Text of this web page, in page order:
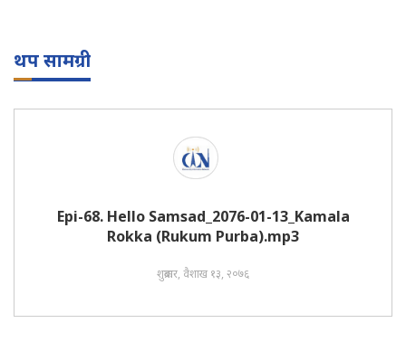
थप सामग्री
Epi-68. Hello Samsad_2076-01-13_Kamala
Rokka (Rukum Purba).mp3
शुक्रबार, वैशाख १३, २०७६